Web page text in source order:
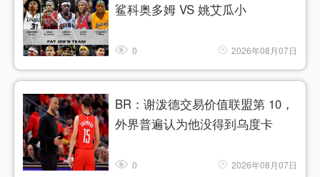
鲨科奥多姆 VS 姚艾瓜小
0 2026年08月07日
BR：谢泼德交易价值联盟第 10，
外界普遍认为他没得到乌度卡
0 2026年08月07日